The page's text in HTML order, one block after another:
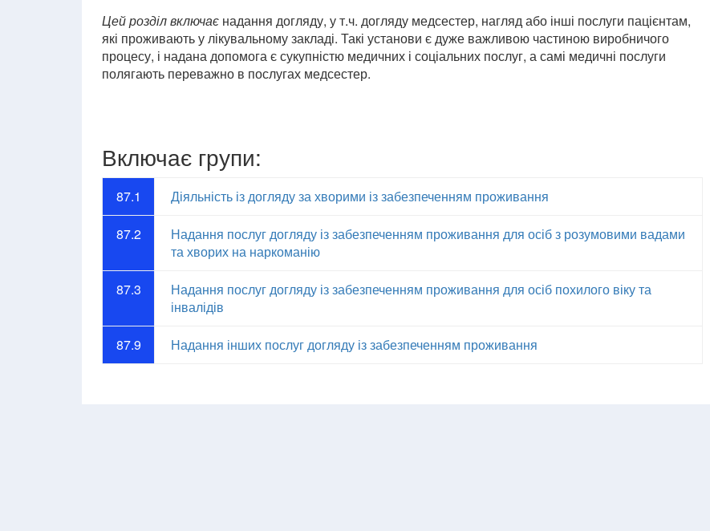
Цей розділ включає надання догляду, у т.ч. догляду медсестер, нагляд або інші послуги пацієнтам,
які проживають у лікувальному закладі. Такі установи є дуже важливою частиною виробничого
процесу, і надана допомога є сукупністю медичних і соціальних послуг, а самі медичні послуги
полягають переважно в послугах медсестер.
Включає групи:
87.1 Діяльність із догляду за хворими із забезпеченням проживання
87.2
Надання послуг догляду із забезпеченням проживання для осіб з розумовими вадами
та хворих на наркоманію
87.3
Надання послуг догляду із забезпеченням проживання для осіб похилого віку та
інвалідів
87.9 Надання інших послуг догляду із забезпеченням проживання